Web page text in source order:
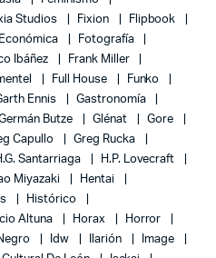
Studios Fixion
Flipbook
Fotografía
Ibáñez
Frank Miller
Full House
Funko
Ennis
Gastronomía
Butze Glénat
Gore
Capullo
Greg Rucka
Santarriaga
H.P. Lovecraft
Miyazaki
Hentai
Histórico
Altuna Horax
Horror
Idw Ilarión
Image